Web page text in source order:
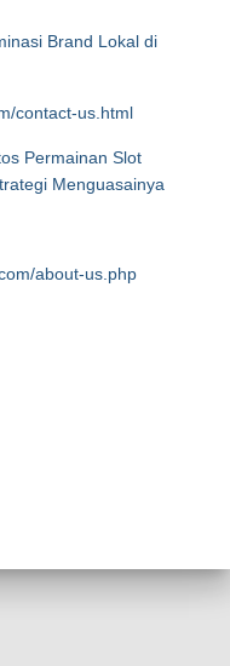
Brand Lokal di
contact-us.html
Permainan Slot
Menguasainya
about-us.php